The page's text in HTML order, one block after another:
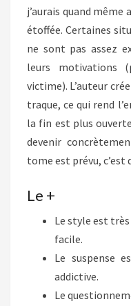
j’aurais quand
étoffée. Certaines
ne sont pas assez
leurs motivations
victime). L’auteur
traque, ce qui rend
la fin est plus
devenir
tome est prévu,
Le +
Le style est
facile.
Le suspense
addictive.
Le